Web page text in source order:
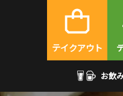
テイクアウト
お飲